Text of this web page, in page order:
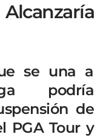
se una a
podría
de
PGA Tour y